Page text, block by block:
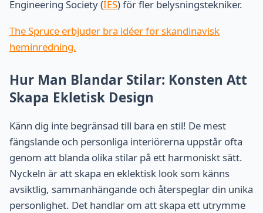
Engineering Society (IES) för fler belysningstekniker.
The Spruce erbjuder bra idéer för skandinavisk
heminredning.
Hur Man Blandar Stilar: Konsten Att
Skapa Ekletisk Design
Känn dig inte begränsad till bara en stil! De mest
fängslande och personliga interiörerna uppstår ofta
genom att blanda olika stilar på ett harmoniskt sätt.
Nyckeln är att skapa en eklektisk look som känns
avsiktlig, sammanhängande och återspeglar din unika
personlighet. Det handlar om att skapa ett utrymme